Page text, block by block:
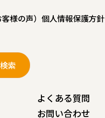
様の声） 個人情報保護方針
よくある質問
お問い合わせ